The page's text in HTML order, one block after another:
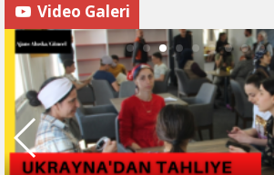
Video Galeri